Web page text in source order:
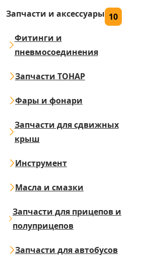
Запчасти и аксессуары 10
Фитинги и
пневмосоединения
Запчасти ТОНАР
Фары и фонари
Запчасти для сдвижных
крыш
Инструмент
Масла и смазки
Запчасти для прицепов и
полуприцепов
Запчасти для автобусов